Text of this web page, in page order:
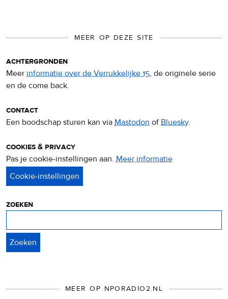
MEER OP DEZE SITE
achtergronden
Meer informatie over de Verrukkelijke 15, de originele serie
en de come back.
contact
Een boodschap sturen kan via Mastodon ofBluesky.
cookies & privacy
Pas je cookie-instellingen aan. Meer informatie
zoeken
MEER OP NPORADIO2.NL